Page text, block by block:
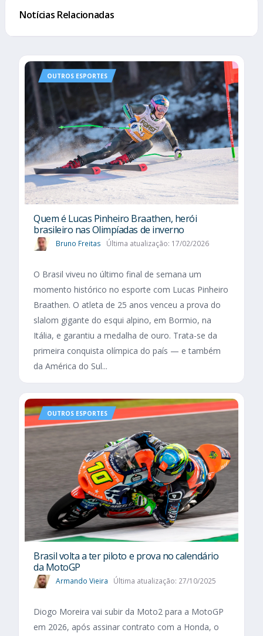
Notícias Relacionadas
OUTROS ESPORTES
Quem é Lucas Pinheiro Braathen, herói
brasileiro nas Olimpíadas de inverno
Bruno Freitas Última atualização: 17/02/2026
O Brasil viveu no último final de semana um
momento histórico no esporte com Lucas Pinheiro
Braathen. O atleta de 25 anos venceu a prova do
slalom gigante do esqui alpino, em Bormio, na
Itália, e garantiu a medalha de ouro. Trata-se da
primeira conquista olímpica do país — e também
da América do Sul...
OUTROS ESPORTES
Brasil volta a ter piloto e prova no calendário
da MotoGP
Armando Vieira Última atualização: 27/10/2025
Diogo Moreira vai subir da Moto2 para a MotoGP
em 2026, após assinar contrato com a Honda, o